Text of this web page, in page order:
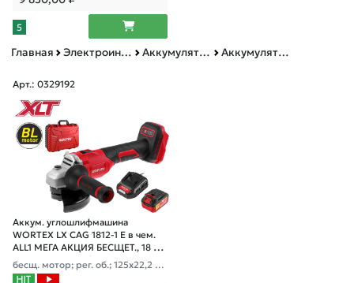
5
Главная Электроинструменты BULL, MOLOT, WORTEX, ФИОЛЕНТ Аккумуляторная техника Аккумуляторные углошлифмашины
Арт.: 0329192
Аккум. углошлифмашина
WORTEX LX CAG 1812-1 E в чем.
ALL1 МЕГА АКЦИЯ БЕСЩЕТ., 18 В,
125 мм, 8000 об/м
бесщ. мотор; рег. об.; 125х22,2 м
м